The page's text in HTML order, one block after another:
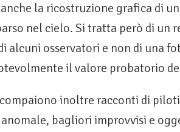
la ricostruzione grafica di
nel cielo. Si tratta però di un
alcuni osservatori e non di una
il valore probatorio
inoltre racconti di
bagliori improvvisi e